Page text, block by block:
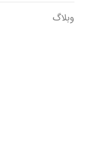
وبلاگ